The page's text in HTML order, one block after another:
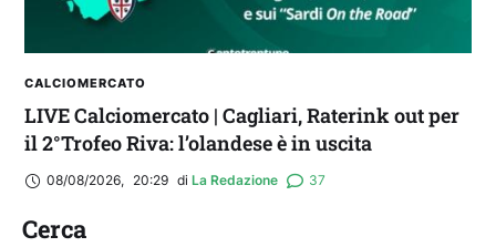
CALCIOMERCATO
LIVE Calciomercato | Cagliari, Raterink out per
il 2°Trofeo Riva: l’olandese è in uscita
08/08/2026, 20:29 di La Redazione 37
Cerca